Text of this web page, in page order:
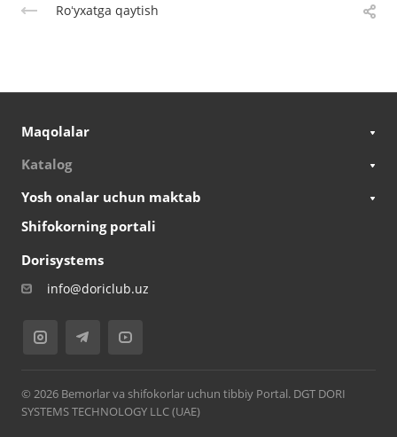
Roʻyxatga qaytish
Maqolalar
Katalog
Yosh onalar uchun maktab
Shifokorning portali
Dorisystems
info@doriclub.uz
© 2026 Bemorlar va shifokorlar uchun tibbiy Portal. DGT DORI
SYSTEMS TECHNOLOGY LLC (UAE)